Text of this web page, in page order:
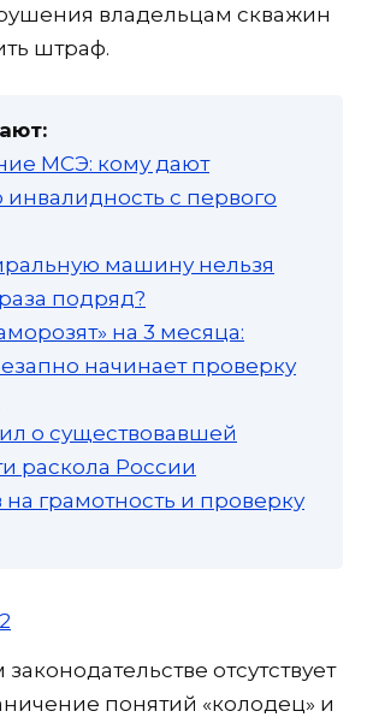
владельцам скважин
штраф.
МСЭ: кому дают
с первого
машину нельзя
подряд?
на 3 месяца:
начинает проверку
о существовавшей
раскола России
на грамотность и проверку
отсутствует
понятий «колодец» и